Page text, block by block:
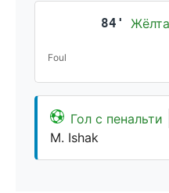
84'
Foul
Гол с пенальти
M. Ishak